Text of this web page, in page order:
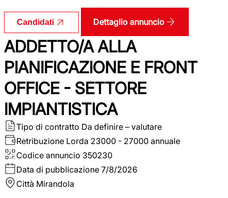
Candidati Dettaglio annuncio
ADDETTO/A ALLA
PIANIFICAZIONE E FRONT
OFFICE - SETTORE
IMPIANTISTICA
Tipo di contratto Da definire – valutare
Retribuzione Lorda 23000 - 27000 annuale
Codice annuncio 350230
Data di pubblicazione 7/8/2026
Città Mirandola